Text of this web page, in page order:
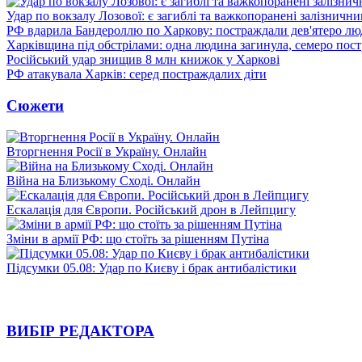
Удар по вокзалу Лозової: є загиблі та важкопоранені
РФ вдарила Бандероллю по Харкову: постраждали дев'ятеро
Харківщина під обстрілами: одна людина загинула, семеро
Російський удар знищив 8 млн книжок у Харкові
РФ атакувала Харків: серед постраждалих діти
Сюжети
Вторгнення Росії в Україну. Онлайн
Війна на Близькому Сході. Онлайн
Ескалація для Європи. Російський дрон в Лейпцигу
Зміни в армії РФ: що стоїть за рішенням Путіна
Підсумки 05.08: Удар по Києву і брак антибалістики
ВИБІР РЕДАКТОРА